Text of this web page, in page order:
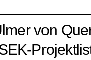
von